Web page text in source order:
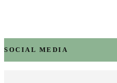
SOCIAL MEDIA